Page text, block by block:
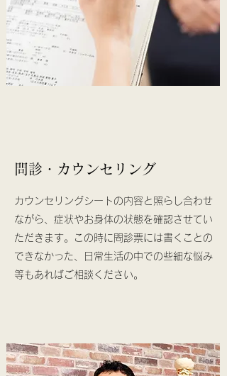
​​問診・カウンセリング
カウンセリングシートの内容と照らし合わせ
ながら、症状やお身体の状態を確認させてい
ただきます。この時に問診票には書くことの
できなかった、日常生活の中での些細な悩み
等もあればご相談ください。